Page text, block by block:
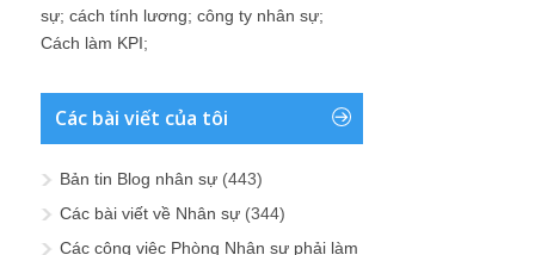
sự; cách tính lương; công ty nhân sự;
Cách làm KPI;
Các bài viết của tôi
Bản tin Blog nhân sự (443)
Các bài viết về Nhân sự (344)
Các công việc Phòng Nhân sự phải làm